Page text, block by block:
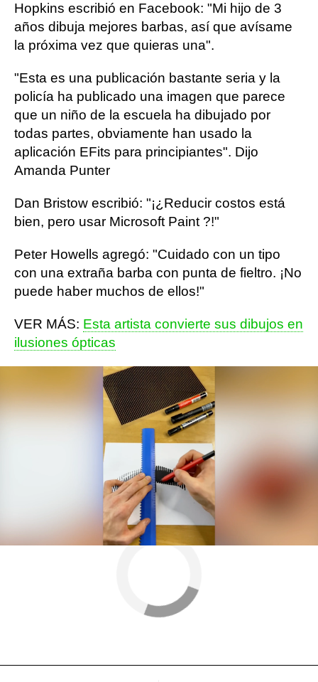
Hopkins escribió en Facebook: "Mi hijo de 3
años dibuja mejores barbas, así que avísame
la próxima vez que quieras una".
"Esta es una publicación bastante seria y la
policía ha publicado una imagen que parece
que un niño de la escuela ha dibujado por
todas partes, obviamente han usado la
aplicación EFits para principiantes". Dijo
Amanda Punter
Dan Bristow escribió: "¡¿Reducir costos está
bien, pero usar Microsoft Paint ?!"
Peter Howells agregó: "Cuidado con un tipo
con una extraña barba con punta de fieltro. ¡No
puede haber muchos de ellos!"
VER MÁS: Esta artista convierte sus dibujos en
ilusiones ópticas
Más sobre este tema: